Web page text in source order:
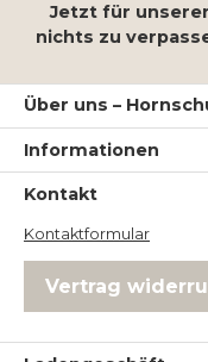
Jetzt für
nichts zu
Über uns –
Informationen
Kontakt
Kontaktformular
Vertrag